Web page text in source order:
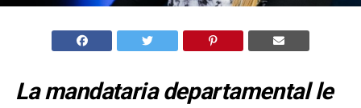
La mandataria departamental le